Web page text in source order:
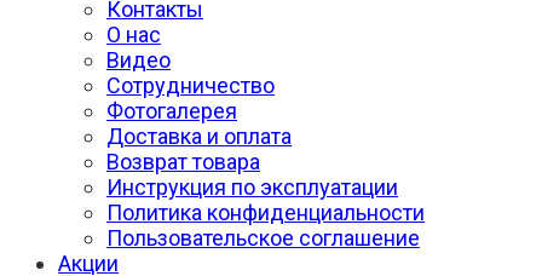
Контакты
О нас
Видео
Сотрудничество
Фотогалерея
Доставка и оплата
Возврат товара
Инструкция по эксплуатации
Политика конфиденциальности
Пользовательское соглашение
Акции